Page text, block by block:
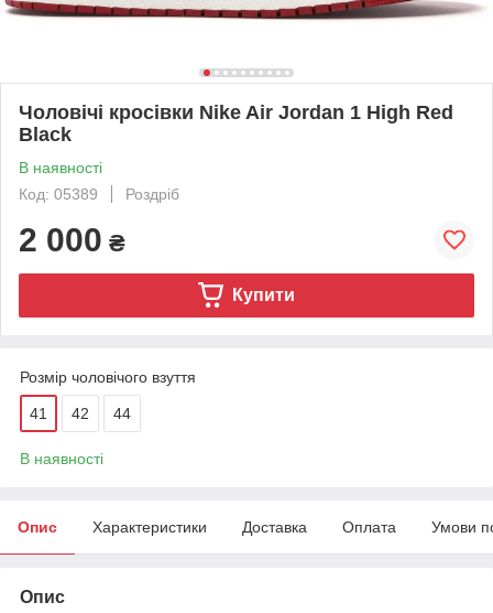
Чоловічі кросівки Nike Air Jordan 1 High Red
Black
В наявності
Код: 05389
Роздріб
2 000 ₴
Купити
Розмір чоловічого взуття
41 42 44
В наявності
Опис Характеристики Доставка Оплата Умови
Опис